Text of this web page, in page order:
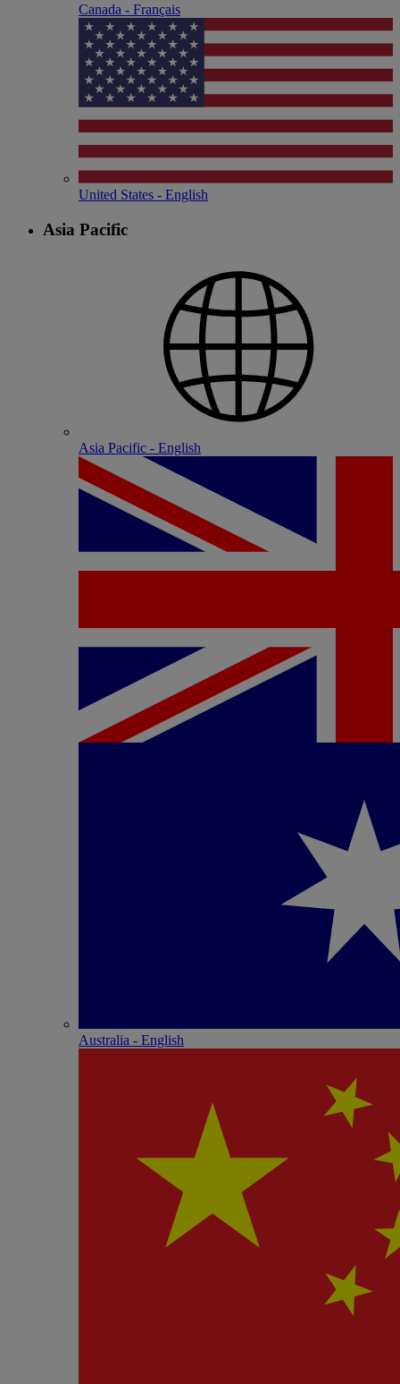
Canada - Français
United States - English
Asia Pacific
Asia Pacific - English
Australia - English